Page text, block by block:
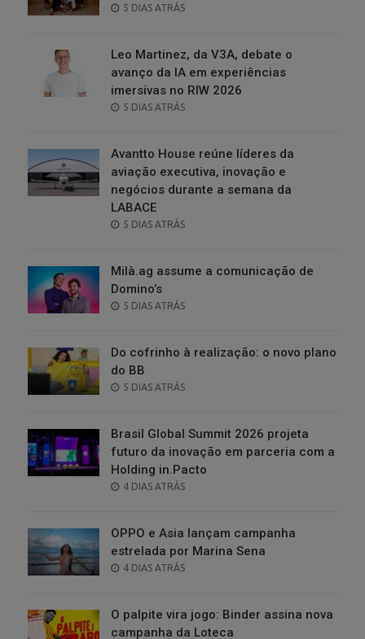
POSTED
5 DIAS ATRÁS
Leo Martinez, da V3A, debate o
avanço da IA em experiências
imersivas no RIW 2026
POSTED
5 DIAS ATRÁS
Avantto House reúne líderes da
aviação executiva, inovação e
negócios durante a semana da
LABACE
POSTED
5 DIAS ATRÁS
Milà.ag assume a comunicação de
Domino’s
POSTED
5 DIAS ATRÁS
Do cofrinho à realização: o novo plano
do BB
POSTED
5 DIAS ATRÁS
Brasil Global Summit 2026 projeta
futuro da inovação em parceria com a
Holding in.Pacto
POSTED
4 DIAS ATRÁS
OPPO e Asia lançam campanha
estrelada por Marina Sena
POSTED
4 DIAS ATRÁS
O palpite vira jogo: Binder assina nova
campanha da Loteca